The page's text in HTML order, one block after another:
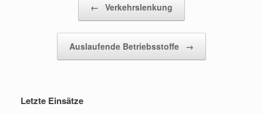
← Verkehrslenkung
Auslaufende Betriebsstoffe →
Letzte Einsätze